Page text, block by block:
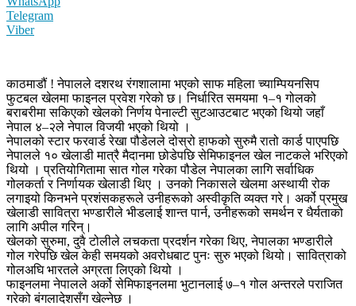
Telegram
Viber
काठमाडौं ! नेपालले दशरथ रंगशालामा भएको साफ महिला च्याम्पियनसिप
फुटबल खेलमा फाइनल प्रवेश गरेको छ। निर्धारित समयमा १–१ गोलको
बराबरीमा सकिएको खेलको निर्णय पेनाल्टी सुटआउटबाट भएको थियो जहाँ
नेपाल ४–२ले नेपाल विजयी भएको थियो ।
नेपालको स्टार फरवार्ड रेखा पौडेलले दोस्रो हाफको सुरुमै रातो कार्ड पाएपछि
नेपालले १० खेलाडी मात्रै मैदानमा छोडेपछि सेमिफाइनल खेल नाटकले भरिएको
थियो । प्रतियोगितामा सात गोल गरेका पौडेल नेपालका लागि सर्वाधिक
गोलकर्ता र निर्णायक खेलाडी थिए । उनको निकासले खेलमा अस्थायी रोक
लगाइयो किनभने प्रशंसकहरूले उनीहरूको अस्वीकृति व्यक्त गरे। अर्को प्रमुख
खेलाडी सावित्रा भण्डारीले भीडलाई शान्त पार्न, उनीहरूको समर्थन र धैर्यताको
लागि अपील गरिन्।
खेलको सुरुमा, दुवै टोलीले लचकता प्रदर्शन गरेका थिए, नेपालका भण्डारीले
गोल गरेपछि खेल केही समयको अवरोधबाट पुनः सुरु भएको थियो। सावित्राको
गोलअघि भारतले अग्रता लिएको थियो ।
फाइनलमा नेपालले अर्को सेमिफाइनलमा भुटानलाई ७–१ गोल ​​अन्तरले पराजित
गरेको बंगलादेशसँग खेल्नेछ ।